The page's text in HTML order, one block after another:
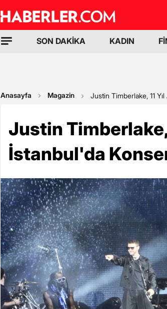
SON DAKİKA KADIN
Anasayfa Magazin Justin Timberlake, 11
Justin Timberlake,
İstanbul'da